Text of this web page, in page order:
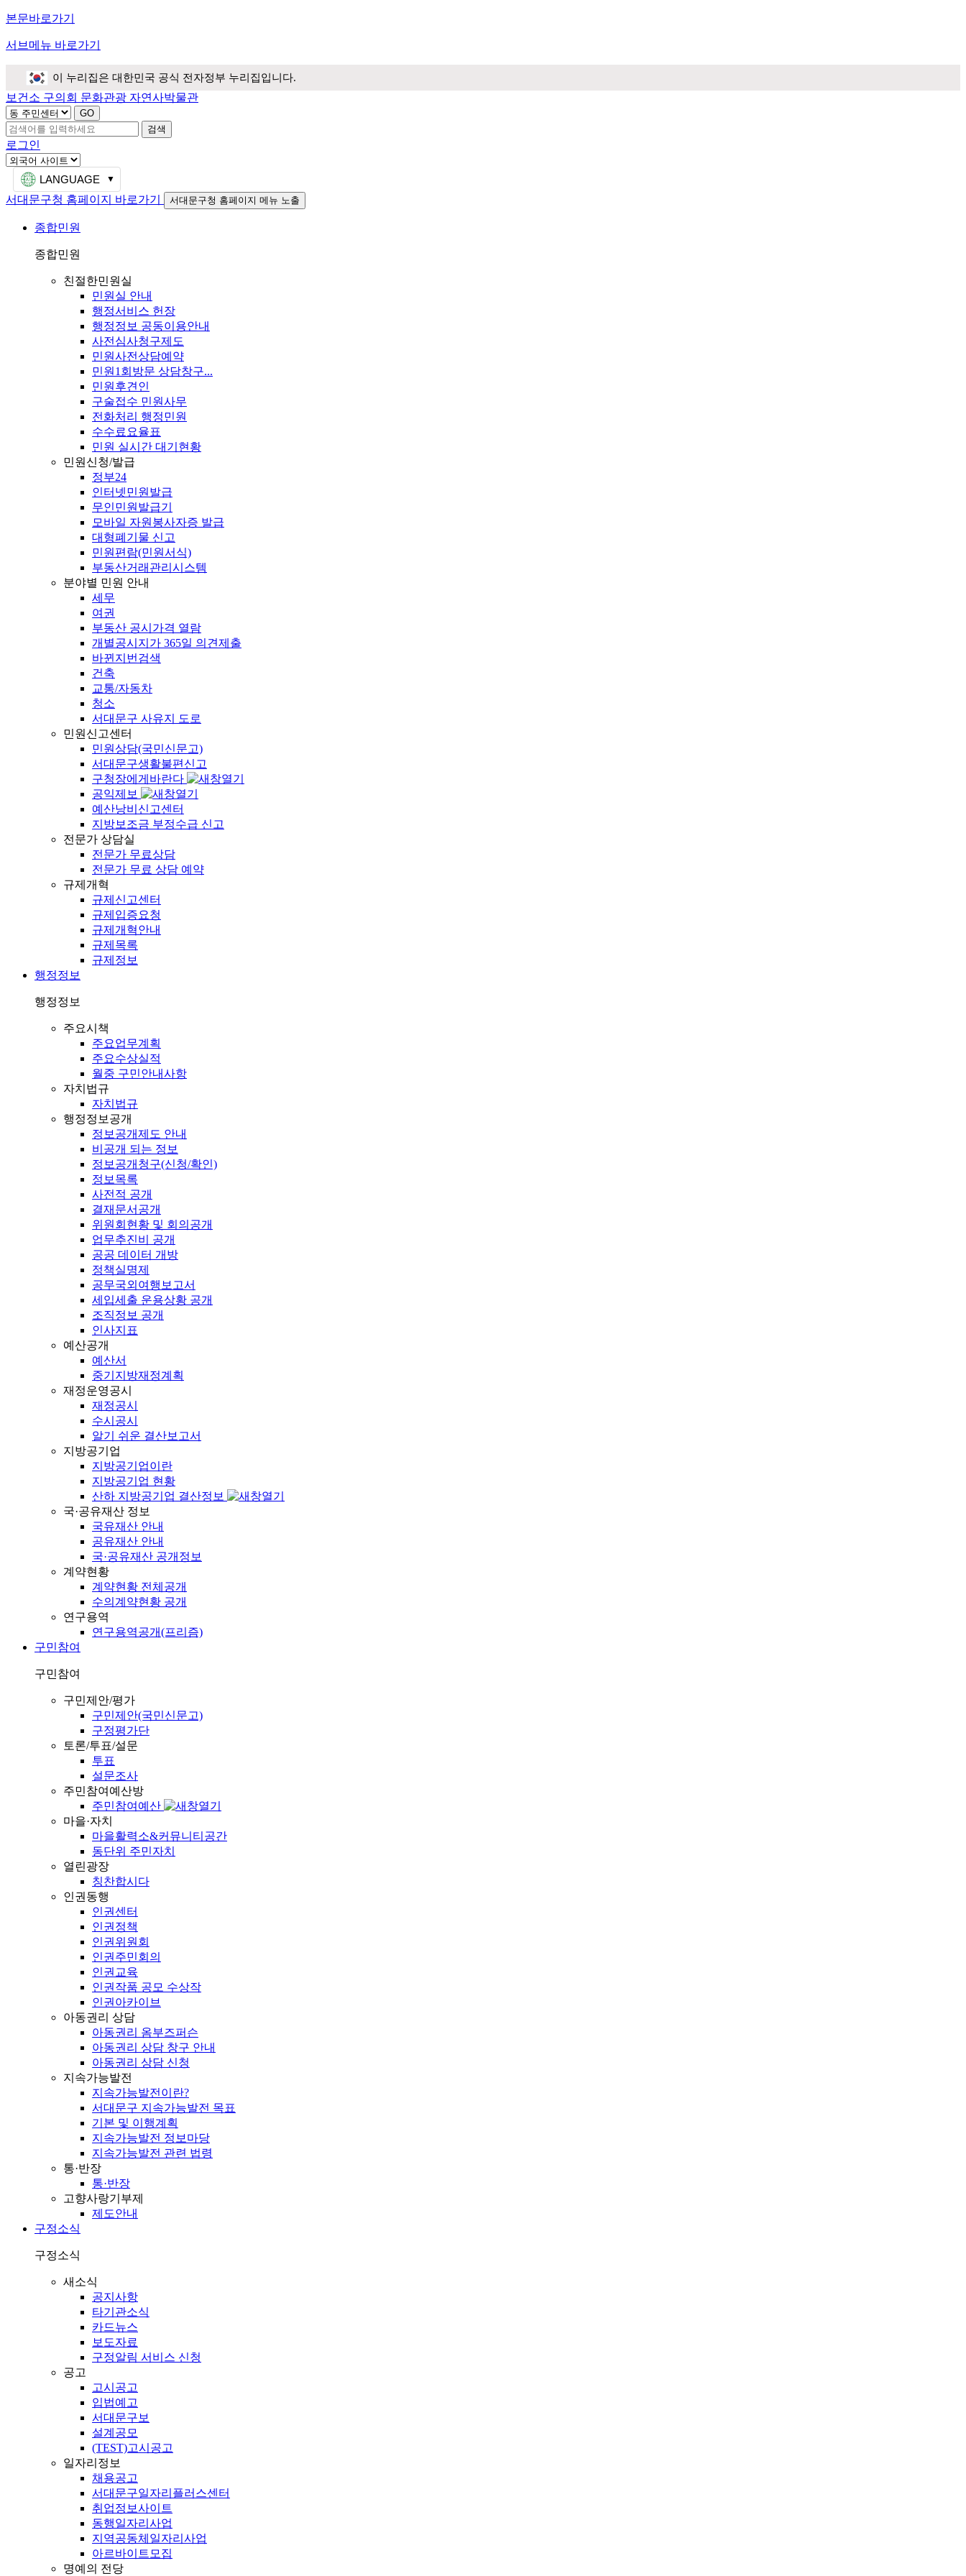
본문바로가기
서브메뉴 바로가기
이 누리집은 대한민국 공식 전자정부 누리집입니다.
보건소 구의회 문화관광 자연사박물관
검색
로그인
LANGUAGE
서대문구청 홈페이지 바로가기
서대문구청 홈페이지 메뉴 노출
종합민원
종합민원
친절한민원실
민원실 안내
행정서비스 헌장
행정정보 공동이용안내
사전심사청구제도
민원사전상담예약
민원1회방문 상담창구...
민원후견인
구술접수 민원사무
전화처리 행정민원
수수료요율표
민원 실시간 대기현황
민원신청/발급
정부24
인터넷민원발급
무인민원발급기
모바일 자원봉사자증 발급
대형폐기물 신고
민원편람(민원서식)
부동산거래관리시스템
분야별 민원 안내
세무
여권
부동산 공시가격 열람
개별공시지가 365일 의견제출
바뀐지번검색
건축
교통/자동차
청소
서대문구 사유지 도로
민원신고센터
민원상담(국민신문고)
서대문구생활불편신고
구청장에게바란다
공익제보
예산낭비신고센터
지방보조금 부정수급 신고
전문가 상담실
전문가 무료상담
전문가 무료 상담 예약
규제개혁
규제신고센터
규제입증요청
규제개혁안내
규제목록
규제정보
행정정보
행정정보
주요시책
주요업무계획
주요수상실적
월중 구민안내사항
자치법규
자치법규
행정정보공개
정보공개제도 안내
비공개 되는 정보
정보공개청구(신청/확인)
정보목록
사전적 공개
결재문서공개
위원회현황 및 회의공개
업무추진비 공개
공공 데이터 개방
정책실명제
공무국외여행보고서
세입세출 운용상황 공개
조직정보 공개
인사지표
예산공개
예산서
중기지방재정계획
재정운영공시
재정공시
수시공시
알기 쉬운 결산보고서
지방공기업
지방공기업이란
지방공기업 현황
산하 지방공기업 결산정보
국·공유재산 정보
국유재산 안내
공유재산 안내
국·공유재산 공개정보
계약현황
계약현황 전체공개
수의계약현황 공개
연구용역
연구용역공개(프리즘)
구민참여
구민참여
구민제안/평가
구민제안(국민신문고)
구정평가단
토론/투표/설문
투표
설문조사
주민참여예산방
주민참여예산
마을·자치
마을활력소&커뮤니티공간
동단위 주민자치
열린광장
칭찬합시다
인권동행
인권센터
인권정책
인권위원회
인권주민회의
인권교육
인권작품 공모 수상작
인권아카이브
아동권리 상담
아동권리 옴부즈퍼슨
아동권리 상담 창구 안내
아동권리 상담 신청
지속가능발전
지속가능발전이란?
서대문구 지속가능발전 목표
기본 및 이행계획
지속가능발전 정보마당
지속가능발전 관련 법령
통·반장
통·반장
고향사랑기부제
제도안내
구정소식
구정소식
새소식
공지사항
타기관소식
카드뉴스
보도자료
구정알림 서비스 신청
공고
고시공고
입법예고
서대문구보
설계공모
(TEST)고시공고
일자리정보
채용공고
서대문구일자리플러스센터
취업정보사이트
동행일자리사업
지역공동체일자리사업
아르바이트모집
명예의 전당